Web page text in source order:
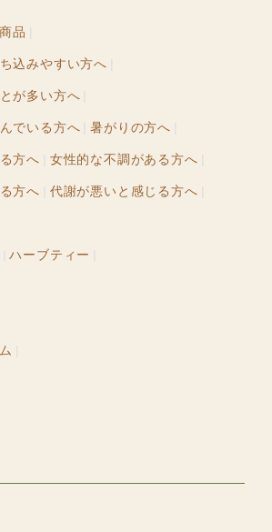
品
込みやすい方へ
が多い方へ
でいる方へ 暑がりの方へ
方へ 女性的な不調がある方へ
方へ 代謝が悪いと感じる方へ
ハーブティー